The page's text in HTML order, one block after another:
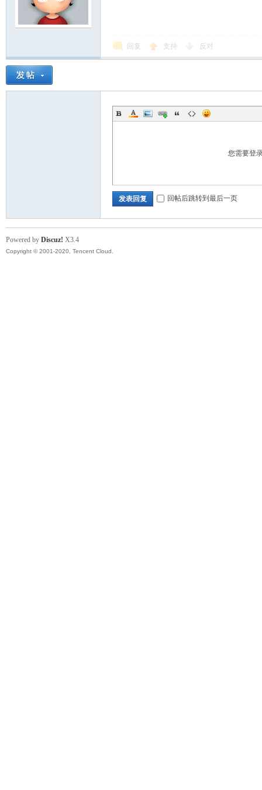
回复 支持 反对
您需要登
发表回复 回帖后跳转到最后一页
Powered by Discuz! X3.4
Copyright © 2001-2020, Tencent Cloud.